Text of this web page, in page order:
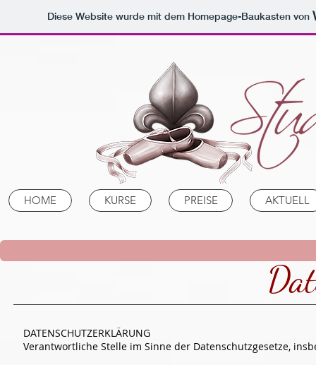
Diese Website wurde mit dem Homepage-Baukasten von
HOME KURSE PREISE AKTUELL
DATENSCHUTZERKLÄRUNG
Verantwortliche Stelle im Sinne der Datenschutzgesetze,